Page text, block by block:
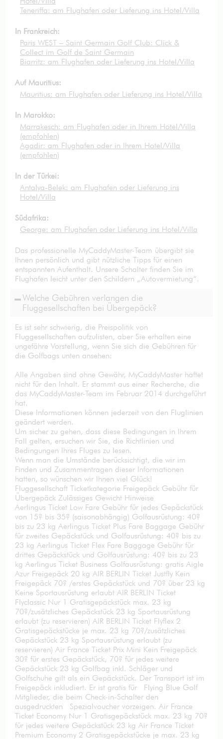
Teneriffa: am Flughafen oder Lieferung ins Hotel/Villa
In Frankreich:
Paris WEST – Saint Germain Golf Club: Click &
Collect im Golf de Saint Germain
Biarritz: am Flughafen oder Lieferung ins Hotel/Villa
Auf Mauritius:
Mauritius: am Flughafen oder Lieferung ins Hotel/Villa
In Marokko:
Marrakesch: am Flughafen oder in Ihrem Hotel/Villa
(empfohlen)
Agadir: am Flughafen oder in Ihrem Hotel/Villa
(empfohlen)
In der Türkei:
Antalya-Belek: am Flughafen oder Lieferung ins
Hotel/Villa
Südafrika:
George: am Flughafen oder Lieferung ins Hotel/Villa
Das professionelle MyCaddyMaster-Team übergibt sie
Ihnen persönlich und gibt nützliche Tipps für einen
entspannten Aufenthalt. Unsere Schalter finden Sie im
Flughafen leicht unter den Schildern „Autovermietung“.
Welche Gebühren verlangen die
Fluggesellschaften bei Übergepäck?
Es ist sehr schwierig, die Preispolitik von
Fluggesellschaften aufzulisten, aber Sie erhalten eine
ungefähre Vorstellung, wenn Sie sich die Gebühren für
die Golfbags unten ansehen:
Alle Angaben sind ohne Gewähr, MyCaddyMaster haftet
nicht für den Inhalt. Er stammt aus einer Recherche, die
das MyCaddyMaster-Team im Februar 2014 durchgeführt
hat.
Diese Informationen können jederzeit von den Fluglinien
geändert werden.
Um sicher zu gehen, dass diese Bedingungen in Ihrem
Fall gelten, ersuchen wir Sie, die Richtlinien und
Bedingungen Ihres Fluges zu lesen.
Wenn man die Umstände berücksichtigt, die wir im
Finden und Zusammentragen dieser Informationen
hatten, so wünschen wir Ihnen viel Glück!
Fluggesellschaft Ticketkategorie Freigepäck Gebühr für
Übergepäck Zulässiges Gewicht Hinweise
Aerlingus Ticket Low Fare Gebühr für jedes Gepäckstück
von 15? bis 35? (saisonabhängig) Golfausrüstung: 40?
bis zu 23 kg Aerlingus Ticket Plus Fare Baggage Gebühr
für zweites Gepäckstück und Golfausrüstung: 40? bis zu
23 kg Aerlingus Ticket Flex Fare Baggage Gebühr für
drittes Gepäckstück und Golfausrüstung: 40? bis zu 23
kg Aerlingus Ticket Business Golfausrüstung: gratis Aigle
Azur Freigepäck 20 kg AIR BERLIN Ticket Justfly Kein
Freigepäck 70? /erstes Gepäckstück und 70? über 23 kg
Keine Sportausrüstung erlaubt AIR BERLIN Ticket
Flyclassic Nur 1 Gratisgepäckstück max. 23 kg
70?/zusätzliches Gepäckstück 23 kg Sportausrüstung
erlaubt (zu reservieren) AIR BERLIN Ticket Flyflex 2
Gratisgepäckstücke je max. 23 kg 70?/zusätzliches
Gepäckstück 23 kg Sportausrüstung erlaubt (zu
reservieren) Air France Ticket Prix Mini Kein Freigepäck
30? für erstes Gepäckstück, 70? für jedes weitere
Gepäckstück 23 kg Golfbag inkl. Schläger und
Golfschuhe gilt als ein Gepäckstück. Der Transport ist im
Freigepäck inkludiert. Er ist gratis für Flying Blue Golf
Mitglieder, die beim Check-in-Schalter den
ausgedruckten Spezialvoucher vorzeigen. Air France
Ticket Economy Nur 1 Gratisgepäckstück max. 23 kg 70?
für jedes weitere Gepäckstück 23 kg Air France Ticket
Premium Economy 2 Gratisgepäckstücke je max. 23 kg